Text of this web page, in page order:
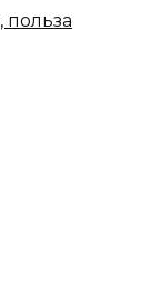
польза